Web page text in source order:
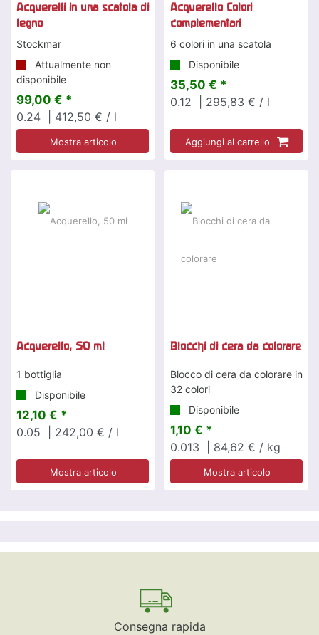
Acquerelli in una scatola di
legno
Stockmar
Attualmente non
disponibile
99,00 € *
0.24
| 412,50 € / l
Mostra articolo
Acquerello Colori
complementari
6 colori in una scatola
Disponibile
35,50 € *
0.12
| 295,83 € / l
Aggiungi al carrello
Acquerello, 50 ml
1 bottiglia
Disponibile
12,10 € *
0.05
| 242,00 € / l
Mostra articolo
Blocchi di cera da colorare
Blocco di cera da colorare in
32 colori
Disponibile
1,10 € *
0.013
| 84,62 € / kg
Mostra articolo
Consegna rapida